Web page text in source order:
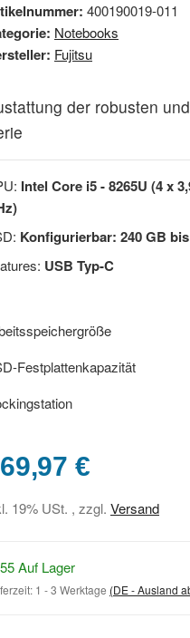
400190019-011
Notebooks
Fujitsu
der robusten
Intel Core i5 - 8265U (4 x
Konfigurierbar: 240 GB
USB Typ-C
Festplattenkapazität
€
19% USt. , zzgl. Versand
55 Auf Lager
1 - 3 Werktage (DE - Ausland